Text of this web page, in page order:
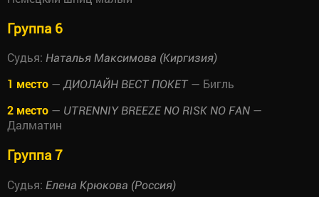
Группа 6
Судья: Наталья Максимова (Киргизия)
1 место — ДИОЛАЙН ВЕСТ ПОКЕТ — Бигль
2 место — UTRENNIY BREEZE NO RISK NO FAN —
Далматин
Группа 7
Судья: Елена Крюкова (Россия)